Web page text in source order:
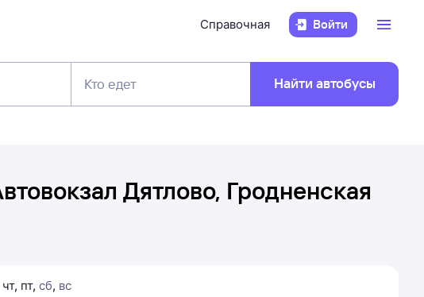
Справочная Войти
Кто едет Найти автобусы
Дятлово, Гродненская
чт, пт, сб, вс